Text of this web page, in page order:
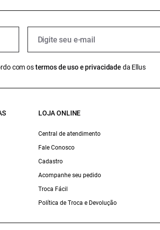
com ostermos de uso e privacidade da Ellus
LOJA ONLINE
Central de atendimento
Fale Conosco
Cadastro
Acompanhe seu pedido
Troca Fácil
Política de Troca e Devolução